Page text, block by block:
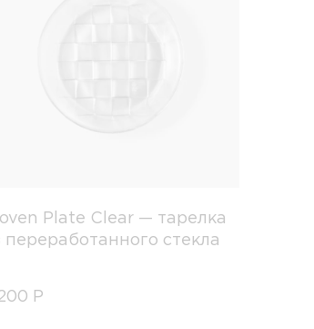
Plate Clear — тарелка
переработанного стекла
Р